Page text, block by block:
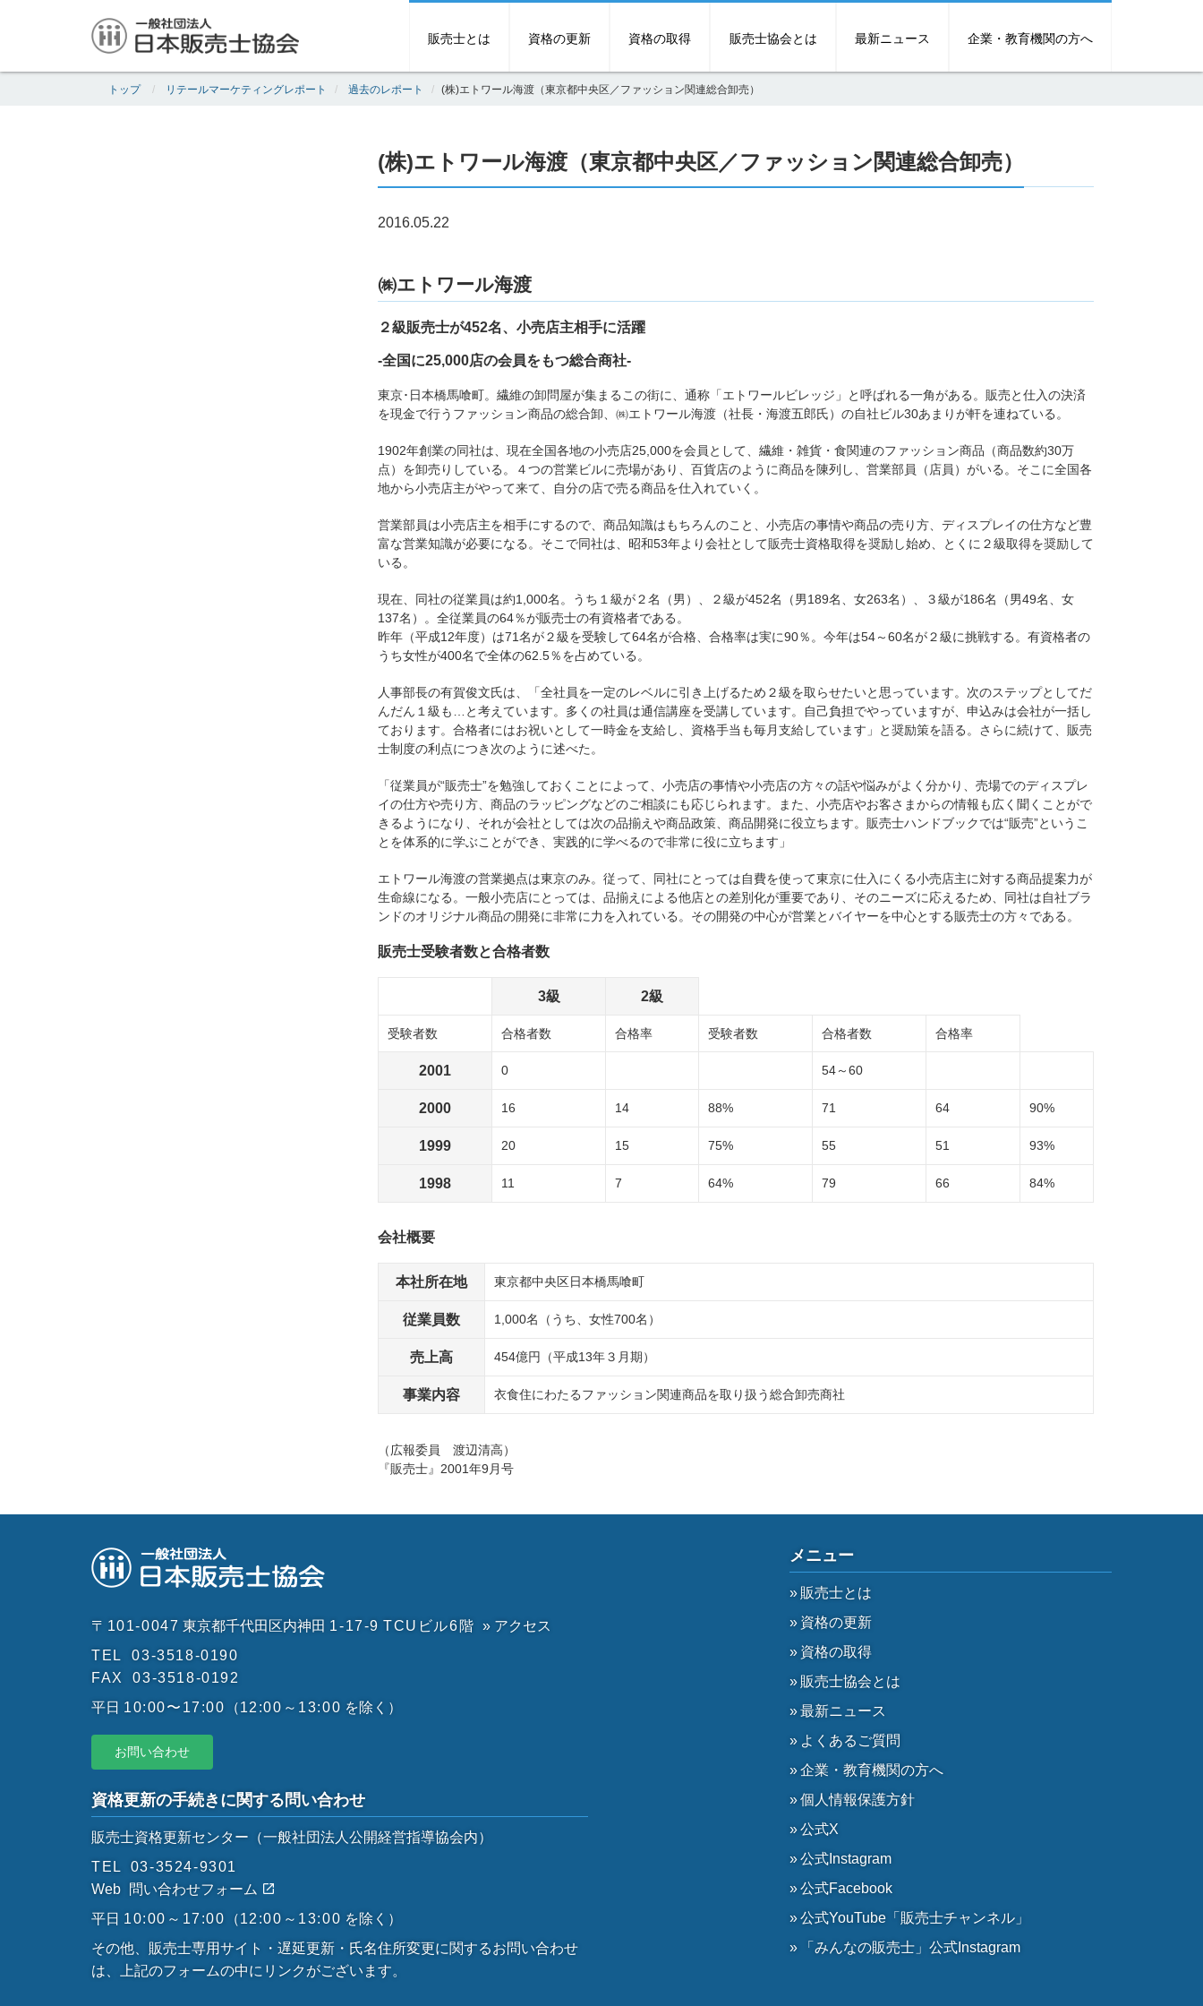
販売士とは 資格の更新 資格の取得 販売士協会とは 最新ニュース 企業・教育機関の方へ
トップ リテールマーケティングレポート 過去のレポート (株)エトワール海渡（東京都中央区／ファッション関連総合卸売）
(株)エトワール海渡（東京都中央区／ファッション関連総合卸売）
2016.05.22
㈱エトワール海渡
２級販売士が452名、小売店主相手に活躍
-全国に25,000店の会員をもつ総合商社-
東京･日本橋馬喰町。繊維の卸問屋が集まるこの街に、通称「エトワールビレッジ」と呼ばれる一角がある。販売と仕入の決済
を現金で行うファッション商品の総合卸、㈱エトワール海渡（社長・海渡五郎氏）の自社ビル30あまりが軒を連ねている。
1902年創業の同社は、現在全国各地の小売店25,000を会員として、繊維・雑貨・食関連のファッション商品（商品数約30万
点）を卸売りしている。４つの営業ビルに売場があり、百貨店のように商品を陳列し、営業部員（店員）がいる。そこに全国各
地から小売店主がやって来て、自分の店で売る商品を仕入れていく。
営業部員は小売店主を相手にするので、商品知識はもちろんのこと、小売店の事情や商品の売り方、ディスプレイの仕方など豊
富な営業知識が必要になる。そこで同社は、昭和53年より会社として販売士資格取得を奨励し始め、とくに２級取得を奨励して
いる。
現在、同社の従業員は約1,000名。うち１級が２名（男）、２級が452名（男189名、女263名）、３級が186名（男49名、女
137名）。全従業員の64％が販売士の有資格者である。
昨年（平成12年度）は71名が２級を受験して64名が合格、合格率は実に90％。今年は54～60名が２級に挑戦する。有資格者の
うち女性が400名で全体の62.5％を占めている。
人事部長の有賀俊文氏は、「全社員を一定のレベルに引き上げるため２級を取らせたいと思っています。次のステップとしてだ
んだん１級も…と考えています。多くの社員は通信講座を受講しています。自己負担でやっていますが、申込みは会社が一括し
ております。合格者にはお祝いとして一時金を支給し、資格手当も毎月支給しています」と奨励策を語る。さらに続けて、販売
士制度の利点につき次のように述べた。
「従業員が“販売士”を勉強しておくことによって、小売店の事情や小売店の方々の話や悩みがよく分かり、売場でのディスプレ
イの仕方や売り方、商品のラッピングなどのご相談にも応じられます。また、小売店やお客さまからの情報も広く聞くことがで
きるようになり、それが会社としては次の品揃えや商品政策、商品開発に役立ちます。販売士ハンドブックでは“販売”というこ
とを体系的に学ぶことができ、実践的に学べるので非常に役に立ちます」
エトワール海渡の営業拠点は東京のみ。従って、同社にとっては自費を使って東京に仕入にくる小売店主に対する商品提案力が
生命線になる。一般小売店にとっては、品揃えによる他店との差別化が重要であり、そのニーズに応えるため、同社は自社ブラ
ンドのオリジナル商品の開発に非常に力を入れている。その開発の中心が営業とバイヤーを中心とする販売士の方々である。
販売士受験者数と合格者数
3級 2級
受験者数 合格者数 合格率 受験者数 合格者数 合格率
2001 0 54～60
2000 16 14 88% 71 64 90%
1999 20 15 75% 55 51 93%
1998 11 7 64% 79 66 84%
会社概要
本社所在地 東京都中央区日本橋馬喰町
従業員数 1,000名（うち、女性700名）
売上高 454億円（平成13年３月期）
事業内容 衣食住にわたるファッション関連商品を取り扱う総合卸売商社
（広報委員 渡辺清高）
『販売士』2001年9月号
〒101-0047 東京都千代田区内神田 1-17-9 TCUビル6階
» アクセス
TEL
03-3518-0190
FAX
03-3518-0192
平日 10:00〜17:00 （12:00～13:00 を除く）
お問い合わせ
資格更新の手続きに関する問い合わせ
販売士資格更新センター （一般社団法人公開経営指導協会内）
TEL
03-3524-9301
Web
問い合わせフォーム
平日 10:00～17:00 （12:00～13:00 を除く）
その他、販売士専用サイト・遅延更新・氏名住所変更に関するお問い合わせ
は、上記のフォームの中にリンクがございます。
メニュー
販売士とは
資格の更新
資格の取得
販売士協会とは
最新ニュース
よくあるご質問
企業・教育機関の方へ
個人情報保護方針
公式X
公式Instagram
公式Facebook
公式YouTube「販売士チャンネル」
「みんなの販売士」公式Instagram